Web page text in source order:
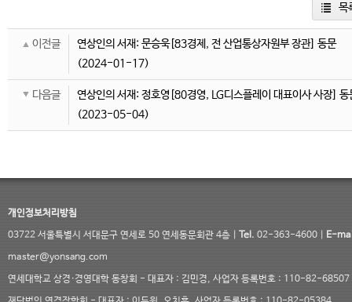
목
이전글
연상인의 서재: 문승욱[83경제, 전 산업통상자원부 장관] 동문
(2024-01-17)
다음글
연상인의 서재: 정호영[80경영, LG디스플레이 대표이사 사장] 동
(2023-05-04)
개인정보처리방침
03722 서울특별시 서대문구 연세로 50 연세동문회관 4층 | Tel. 02-363-4600 |
E-
master@yonsang.com
연세대학교 상경·경영대학 동창회 - 대표자 : 김민경, 사업자 등록번호 : 110-82-68507